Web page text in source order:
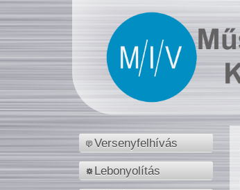
Versenyfelhívás
Lebonyolítás